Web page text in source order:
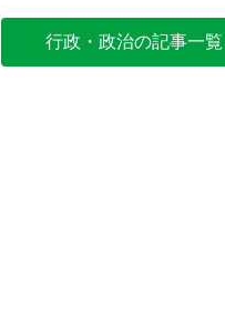
行政・政治の記事一覧